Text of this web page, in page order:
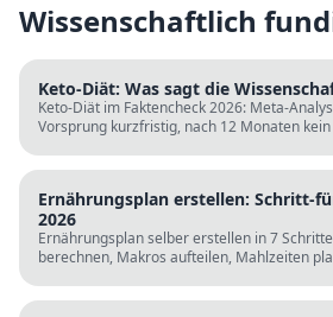
Wissenschaftlich
Keto-Diät: Was sagt die
Keto-Diät im Faktencheck 2026: Meta-
Vorsprung kurzfristig, nach 12 Monaten
Ernährungsplan erstellen: Schritt-
2026
Ernährungsplan selber erstellen in 7
berechnen, Makros aufteilen, Mahlzeiten